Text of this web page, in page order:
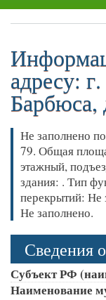
Главное меню
адресу:
Барбюса,
Не заполнено
79. Общая
этажный,
здания: . Тип
перекрытий: Не
Не заполнено.
Сведения
Субъект РФ
Наименование